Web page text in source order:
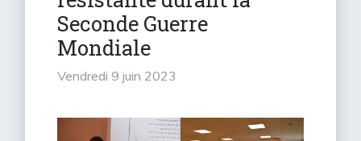
Seconde Guerre
Mondiale
vendredi 9 juin 2023